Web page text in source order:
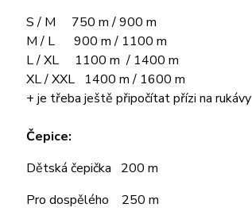
S / M 750 m / 900 m
M / L 900 m / 1100 m
L / XL 1100 m / 1400 m
XL / XXL 1400 m / 1600 m
+ je třeba ještě připočítat přízi na rukávy
Čepice:
Dětská čepička 200 m
Pro dospělého 250 m